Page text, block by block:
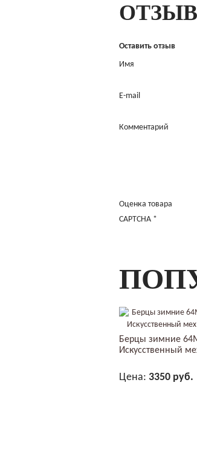
Оставить отзыв
Имя
E-mail
Комментарий
Оценка товара
CAPTCHA *
Берцы зимние
Искусственный
Цена: 3350 руб.